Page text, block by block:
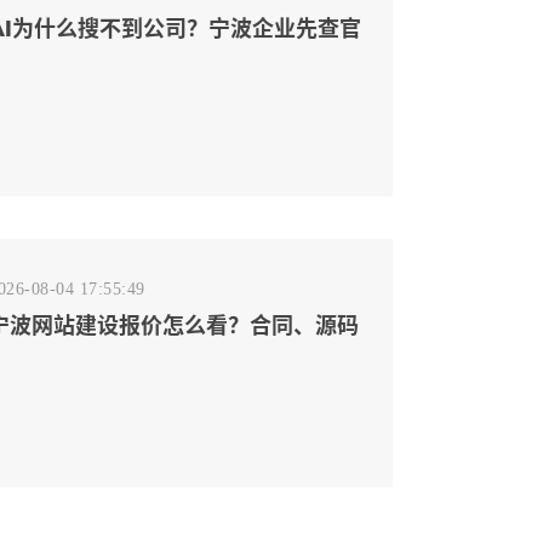
为什么搜不到公司？宁波企业先查官
08-04 17:55:49
波网站建设报价怎么看？合同、源码